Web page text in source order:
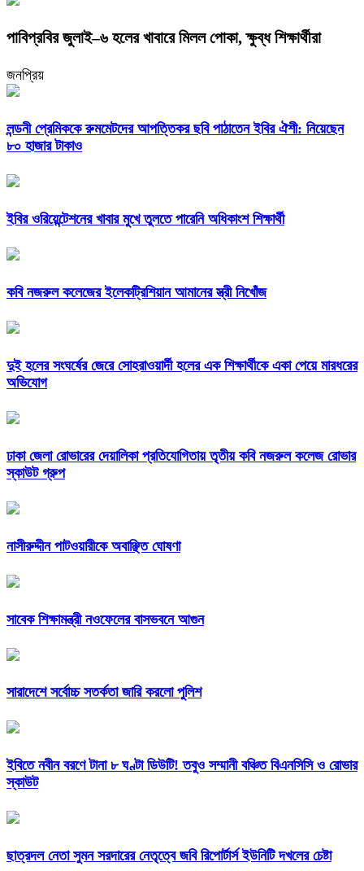
পাবিপ্রবির জুলাই–৬ হলের খাবারে মিলল পোকা, ক্ষুব্ধ শিক্ষার্থীরা
জনপ্রিয়
লন্ডনী প্রেমিককে রুমমেটদের আপত্তিকর ছবি পাঠাতেন ইবির ঐশী: নিয়েছেন
৮০ হাজার টাকাও
ইবির ওরিয়েন্টেশনের খাবার মুখে তুলতে পারেনি অধিকাংশ শিক্ষার্থী
কবি নজরুল কলেজের ইলেকট্রিশিয়ান আমানের স্ত্রী নিখোঁজ
দুই হলের সংঘর্ষের জেরে সোহরাওয়ার্দী হলের এক শিক্ষার্থীকে একা পেয়ে মারধরের
অভিযোগ
ঢাকা জেলা রোভারের দেয়ালিকা প্রতিযোগিতায় তৃতীয় কবি নজরুল কলেজ রোভার
স্কাউট গ্রুপ
নাসীরুদ্দীন পাটওয়ারীকে অবাঞ্ছিত ঘোষণা
সাবেক শিক্ষামন্ত্রী নওফেলের বাসভবনে আগুন
সারাদেশে সর্বোচ্চ সতর্কতা জারি করলো পুলিশ
ইবিতে নবীন বরণে টানা ৮ ঘণ্টা ডিউটি! তবুও সম্মানী বঞ্চিত বিএনসিসি ও রোভার
স্কাউট
ছাত্রদল নেতা সুমন সরদারের নেতৃত্বে জবি রিপোর্টার্স ইউনিটি দখলের চেষ্টা